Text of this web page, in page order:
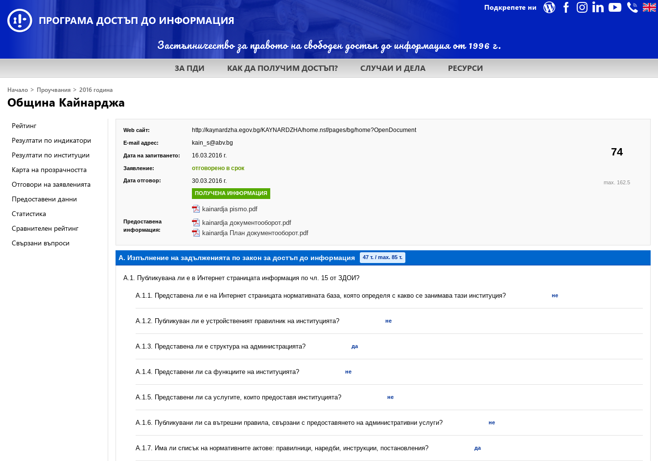
Подкрепете ни
ЗА ПДИ КАК ДА ПОЛУЧИМ ДОСТЪП? СЛУЧАИ И ДЕЛА РЕСУРСИ
Начало > Проучвания > 2016 година
Община Кайнарджа
Рейтинг
Резултати по индикатори
Резултати по институции
Карта на прозрачността
Отговори на заявленията
Предоставени данни
Статистика
Сравнителен рейтинг
Свързани въпроси
74
max. 162.5
Web сайт: http://kaynardzha.egov.bg/KAYNARDZHA/home.nsf/pages/bg/home?OpenDocument
E-mail адрес: kain_s@abv.bg
Дата на запитването: 16.03.2016 г.
Заявление: отговорено в срок
Дата отговор: 30.03.2016 г.
ПОЛУЧЕНА ИНФОРМАЦИЯ
kainardja pismo.pdf
Предоставена
информация:
kainardja документооборот.pdf
kainardja План документооборот.pdf
А. Изпълнение на задълженията по закон за достъп до информация 47 т. / max. 85 т.
A.1. Публикувана ли е в Интернет страницата информация по чл. 15 от ЗДОИ?
A.1.1. Представена ли е на Интернет страницата нормативната база, която определя с какво се занимава тази институция? не
A.1.2. Публикуван ли е устройственият правилник на институцията? не
A.1.3. Представена ли е структура на администрацията? да
А.1.4. Представени ли са функциите на институцията? не
А.1.5. Представени ли са услугите, които предоставя институцията? не
А.1.6. Публикувани ли са вътрешни правила, свързани с предоставянето на административни услуги? не
А.1.7. Има ли списък на нормативните актове: правилници, наредби, инструкции, постановления? да